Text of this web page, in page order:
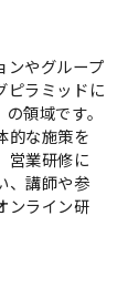
ンやグループ
ピラミッドに
領域です。
的な施策を
営業研修に
、講師や参
ンライン研